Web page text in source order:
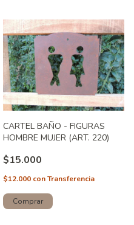
CARTEL BAÑO - FIGURAS
HOMBRE MUJER (ART. 220)
$15.000
$12.000 conTransferencia
Comprar